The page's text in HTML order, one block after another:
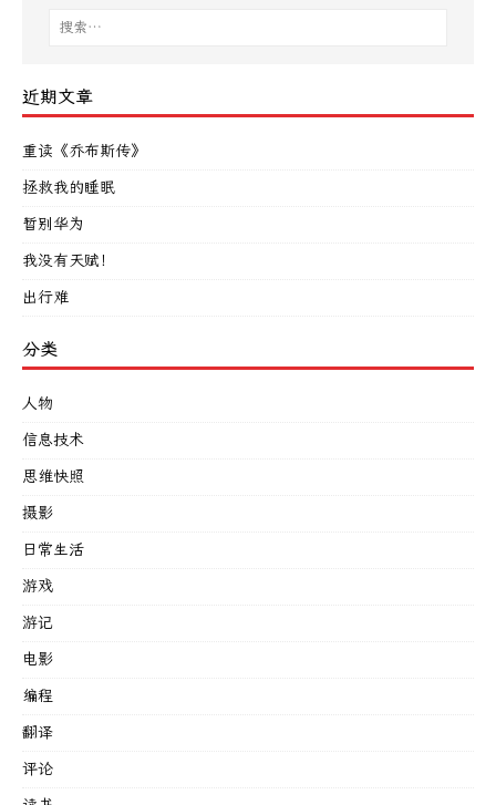
近期文章
重读《乔布斯传》
拯救我的睡眠
暂别华为
我没有天赋！
出行难
分类
人物
信息技术
思维快照
摄影
日常生活
游戏
游记
电影
编程
翻译
评论